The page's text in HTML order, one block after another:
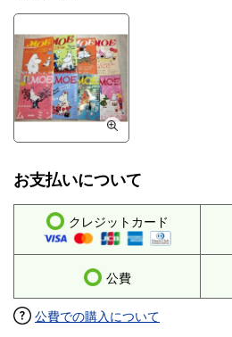
お支払いについて
クレジットカード
公費
公費での購入について